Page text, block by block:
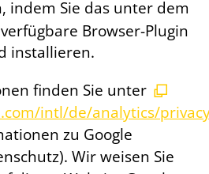
indem Sie das unter dem
verfügbare Browser-Plugin
installieren.
finden Sie unter
intl/de/analytics/
zu Google
Wir weisen Sie